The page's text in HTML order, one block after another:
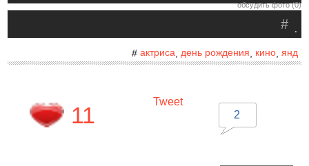
обсудить фото (0)
.
#
# актриса, день рождения кино, янд
11
Tweet
2